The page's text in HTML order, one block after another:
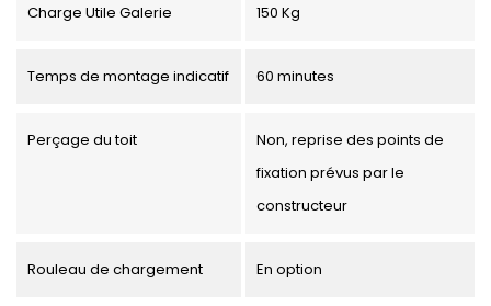
Charge Utile Galerie 150 Kg
Temps de montage indicatif 60 minutes
Perçage du toit
Non, reprise des points de
fixation prévus par le
constructeur
Rouleau de chargement En option